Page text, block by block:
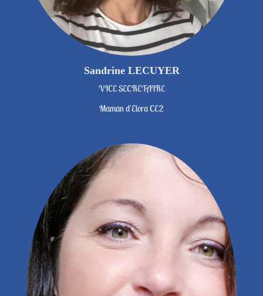
Sandrine LECUYER
VICE SECRETAIRE
Maman d'Elora CE2